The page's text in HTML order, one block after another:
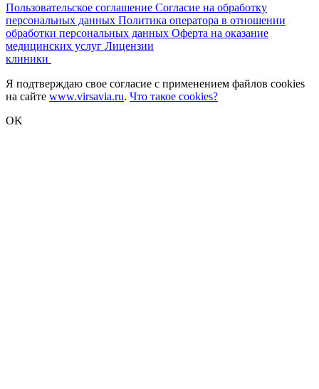
Пользовательское соглашение Согласие на обработку
персональных данных Политика оператора в отношении
обработки персональных данных Оферта на оказание
медицинских услуг Лицензии
клиники
Я подтверждаю свое согласие с применением файлов cookies
на сайте www.virsavia.ru. Что такое cookies?
OK